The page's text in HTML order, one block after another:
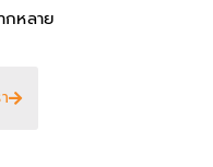
กหลาย